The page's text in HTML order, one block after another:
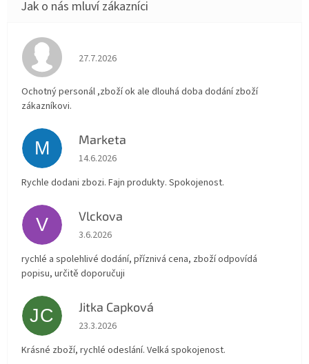
Hodnocení obchodu je 4 z 5 hvězdiček.
27.7.2026
Ochotný personál ,zboží ok ale dlouhá doba dodání zboží
zákazníkovi.
M Marketa
Hodnocení obchodu je 5 z 5 hvězdiček.
14.6.2026
Rychle dodani zbozi. Fajn produkty. Spokojenost.
V Vlckova
Hodnocení obchodu je 5 z 5 hvězdiček.
3.6.2026
rychlé a spolehlivé dodání, příznivá cena, zboží odpovídá
popisu, určitě doporučuji
JC Jitka Capková
Hodnocení obchodu je 5 z 5 hvězdiček.
23.3.2026
Krásné zboží, rychlé odeslání. Velká spokojenost.